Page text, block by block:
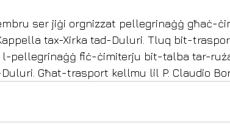
ser jiġi orgnizzat pellegrinaġġ għaċ-
tax-Xirka tad-Duluri. Tluq bit-
l-pellegrinaġġ fiċ-ċimiterju bit-talba tar-
Għat-trasport kellmu lil P. Claudio